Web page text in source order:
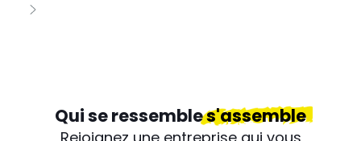
Qui se ressembles'assemble